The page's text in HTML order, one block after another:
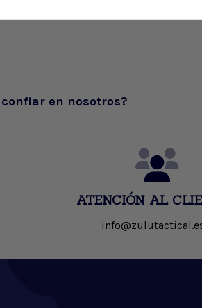
confiar en nosotros?
ATENCIÓN AL